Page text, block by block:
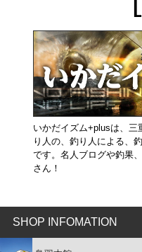
いかだイズム+plusは、三
り人の、釣り人による、
です。名人ブログや釣果
さん！
SHOP INFOMATION